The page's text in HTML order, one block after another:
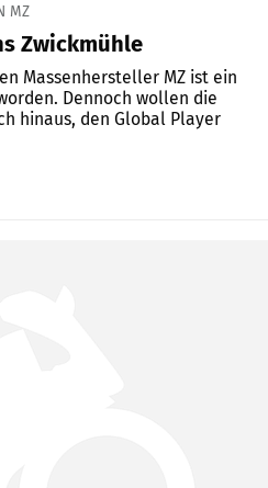
MZ
Zwickmühle
Massenhersteller MZ ist ein
Dennoch wollen die
hinaus, den Global Player